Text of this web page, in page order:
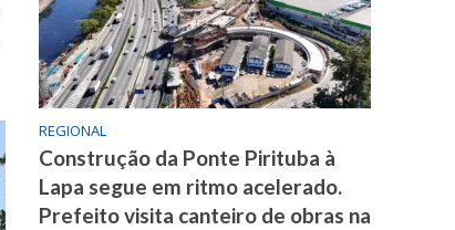
REGIONAL
Construção da Ponte Pirituba à
Lapa segue em ritmo acelerado.
Prefeito visita canteiro de obras na